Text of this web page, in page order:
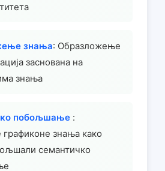
знања: Образложење
заснована на
знања
побољшање :
графиконе знања како
семантичко